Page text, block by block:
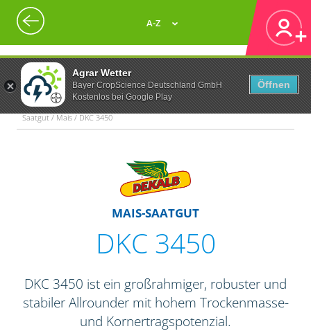
Agrar Wetter
Bayer CropScience Deutschland GmbH
Kostenlos bei Google Play
Öffnen
A-Z
Saatgut / Mais / DKC 3450
MAIS-SAATGUT
DKC 3450
DKC 3450 ist ein großrahmiger, robuster und
stabiler Allrounder mit hohem Trockenmasse-
und Kornertragspotenzial.